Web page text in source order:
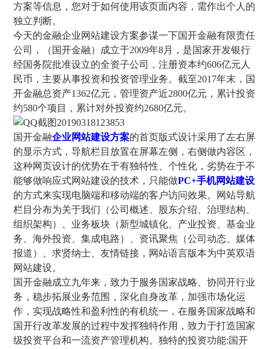
方案等信息，您对于如何使用该页面内容，需作出个人的
独立判断。
今天的金融企业网站建设方案参谋一下国开金融有限责任
公司，（国开金融）成立于2009年8月，是国家开发银行
经国务院批准设立的全资子公司，注册资本约606亿元人
民币，主要从事投资和投资管理业务。截至2017年末，国
开金融总资产1362亿元，管理资产近2800亿元，累计投资
约580个项目，累计对外投资约2680亿元。
国开金融企业网站建设方案的首页版式设计采用了左右屏
的显示方式，导航栏目放置在屏幕左侧，右侧做内容区，
这种网页设计的优势在于有独特性、个性化，劣势在于不
能够做响应式网站建设的技术，只能做PC+手机网站建设
的方式来实现电脑端和移动端的客户访问效果。网站导航
栏目分布为关于我们（公司概述、股东介绍、治理结构、
组织架构）、业务板块（新型城镇化、产业投资、基金业
务、海外投资、集成电路）、资讯聚焦（公司动态、媒体
报道）、求贤纳士、友情链接，网站语言版本为中英双语
网站建设。
国开金融成立九年来，致力于服务国家战略、协同开行业
务，稳步拓展业务范围，深化自身改革，加强市场化运
作，实现战略性和盈利性的有机统一，在服务国家战略和
国开行改革发展的过程中发挥独特作用，致力于打造国家
级投资平台和一流资产管理机构。独特的投资功能:国开